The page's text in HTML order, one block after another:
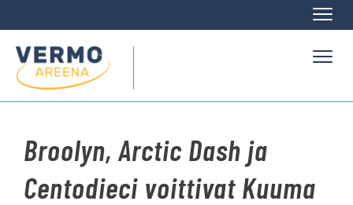
Broolyn, Arctic Dash ja
Centodieci voittivat Kuuma